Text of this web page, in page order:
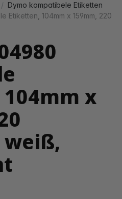
Dymo kompatibele Etiketten
Etiketten, 104mm x 159mm, 220
x